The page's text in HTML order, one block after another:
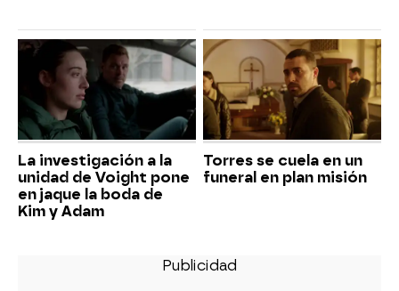
La investigación a la
unidad de Voight pone
en jaque la boda de
Kim y Adam
Torres se cuela en un
funeral en plan misión